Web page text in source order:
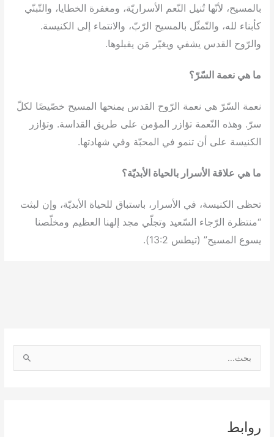
بالمسيح، لأنّها تُنيل النّعم الأسراريّة، ومغفرة الخطايا، والتّبنّي
كأبناء لله، والتّمثّل بالمسيح الرّبّ، والانتماء إلى الكنيسة.
والرّوح القدس يشفي ويغيّر مَن يقبلوها.
ما هي نعمة السّرّ؟
نعمة السّرّ هي نعمة الرّوح القدس يمنحها المسيح خصّيصًا لكلّ
سرّ. وهذه النّعمة تؤازر المؤمن على طريق القداسة. وتؤازر
الكنيسة على أن تنمو في المحبّة وفي شهادتها.
ما هي علاقة الأسرار بالحياة الأبديّة؟
تحظى الكنيسة، في الأسرار، باستباق للحياة الأبديّة، وإن لبثت
“منتظرة الرّجاء السّعيد وتجلّي مجد إلهنا العظيم ومخلّصنا
يسوع المسيح” (تيطس 13:2).
ل
روابط